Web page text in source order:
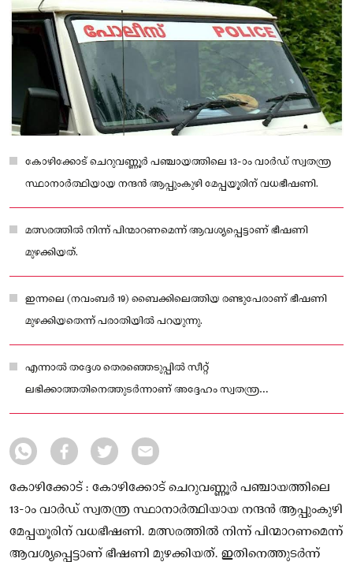
കോഴിക്കോട് ചെറുവണ്ണൂർ പഞ്ചായത്തിലെ 13-ാം വാർഡ് സ്വതന്ത്ര
സ്ഥാനാർത്ഥിയായ നന്ദൻ ആപ്പുംകുഴി മേപ്പയൂരിന് വധഭീഷണി.
മത്സരത്തിൽ നിന്ന് പിന്മാറണമെന്ന് ആവശ്യപ്പെട്ടാണ് ഭീഷണി
മുഴക്കിയത്.
ഇന്നലെ (നവംബർ 19) ബൈക്കിലെത്തിയ രണ്ടുപേരാണ് ഭീഷണി
മുഴക്കിയതെന്ന് പരാതിയിൽ പറയുന്നു.
എന്നാൽ തദ്ദേശ തെരഞ്ഞെടുപ്പിൽ സീറ്റ്
ലഭിക്കാത്തതിനെത്തുടർന്നാണ് അദ്ദേഹം സ്വതന്ത്ര
സ്ഥാനാർത്ഥിയായി മത്സരിക്കാൻ തീരുമാനിച്ചത്.
കോഴിക്കോട് : കോഴിക്കോട് ചെറുവണ്ണൂർ പഞ്ചായത്തിലെ
13-ാം വാർഡ് സ്വതന്ത്ര സ്ഥാനാർത്ഥിയായ നന്ദൻ ആപ്പുംകുഴി
മേപ്പയൂരിന് വധഭീഷണി. മത്സരത്തിൽ നിന്ന് പിന്മാറണമെന്ന്
ആവശ്യപ്പെട്ടാണ് ഭീഷണി മുഴക്കിയത്. ഇതിനെത്തുടർന്ന്